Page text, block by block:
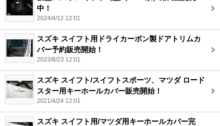
中！
2024/4/12 12:01
スズキ スイフト用ドライカーボン製ドアトリムカ
バー予約販売開始！
2023/8/23 12:01
スズキ スイフト/スイフトスポーツ、マツダ ロード
スター用キーホールカバー販売開始！
2021/4/24 12:01
スズキ スイフト用/マツダ用キーホールカバー完